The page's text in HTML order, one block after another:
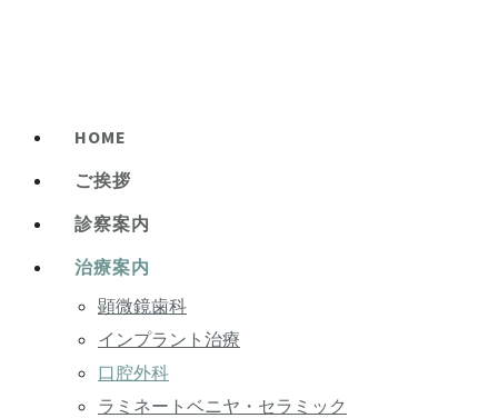
HOME
ご挨拶
診察案内
治療案内
顕微鏡歯科
インプラント治療
口腔外科
ラミネートベニヤ・セラミック